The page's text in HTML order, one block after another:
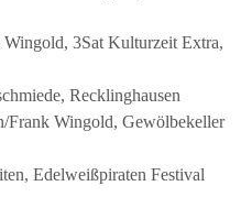
3Sat Kulturzeit Extra,
Recklinghausen
Frank Wingold, Gewölbekeller
Edelweißpiraten Festival